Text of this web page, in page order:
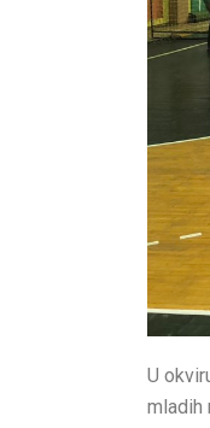
U
mladih